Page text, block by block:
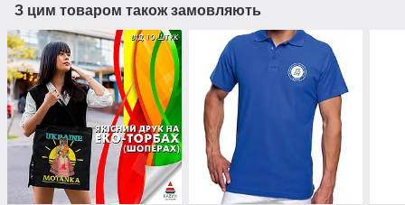
З цим товаром також замовляють